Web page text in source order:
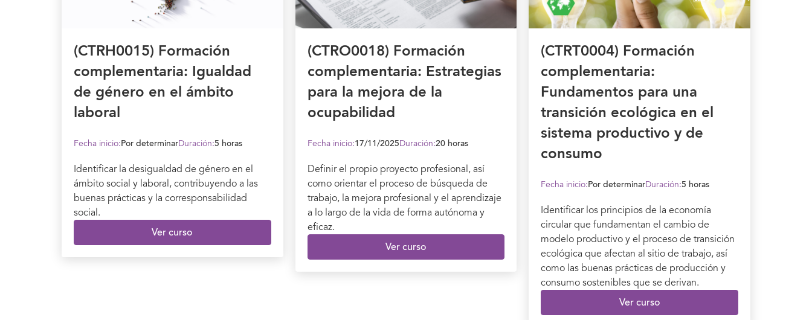
(CTRH0015) Formación
complementaria: Igualdad
de género en el ámbito
laboral
Fecha inicio:Por determinarDuración:5 horas
Identificar la desigualdad de género en el
ámbito social y laboral, contribuyendo a las
buenas prácticas y la corresponsabilidad
social.
Ver curso
(CTRO0018) Formación
complementaria: Estrategias
para la mejora de la
ocupabilidad
Fecha inicio:17/11/2025Duración:20 horas
Definir el propio proyecto profesional, así
como orientar el proceso de búsqueda de
trabajo, la mejora profesional y el aprendizaje
a lo largo de la vida de forma autónoma y
eficaz.
Ver curso
(CTRT0004) Formación
complementaria:
Fundamentos para una
transición ecológica en el
sistema productivo y de
consumo
Fecha inicio:Por determinarDuración:5 horas
Identificar los principios de la economía
circular que fundamentan el cambio de
modelo productivo y el proceso de transición
ecológica que afectan al sitio de trabajo, así
como las buenas prácticas de producción y
consumo sostenibles que se derivan.
Ver curso